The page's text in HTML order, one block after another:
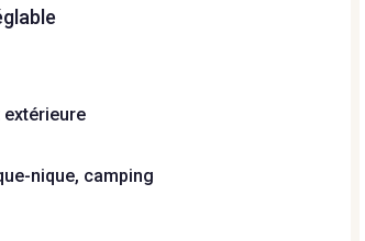
nique, camping